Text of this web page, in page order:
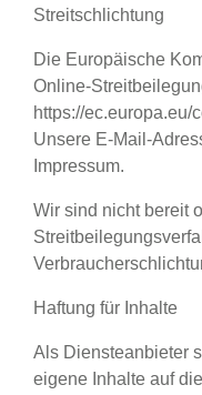
Streitschlichtung
Die Europäische
Online-
https://ec.europa.eu/
Unsere E-Mail-
Impressum.
Wir sind nicht bereit
Haftung für Inhalte
Als Diensteanbieter
eigene Inhalte auf